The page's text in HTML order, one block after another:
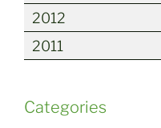
2012
2011
Categories